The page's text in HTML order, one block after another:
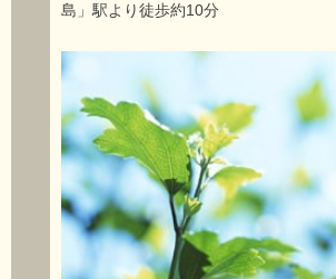
島」駅より徒歩約10分